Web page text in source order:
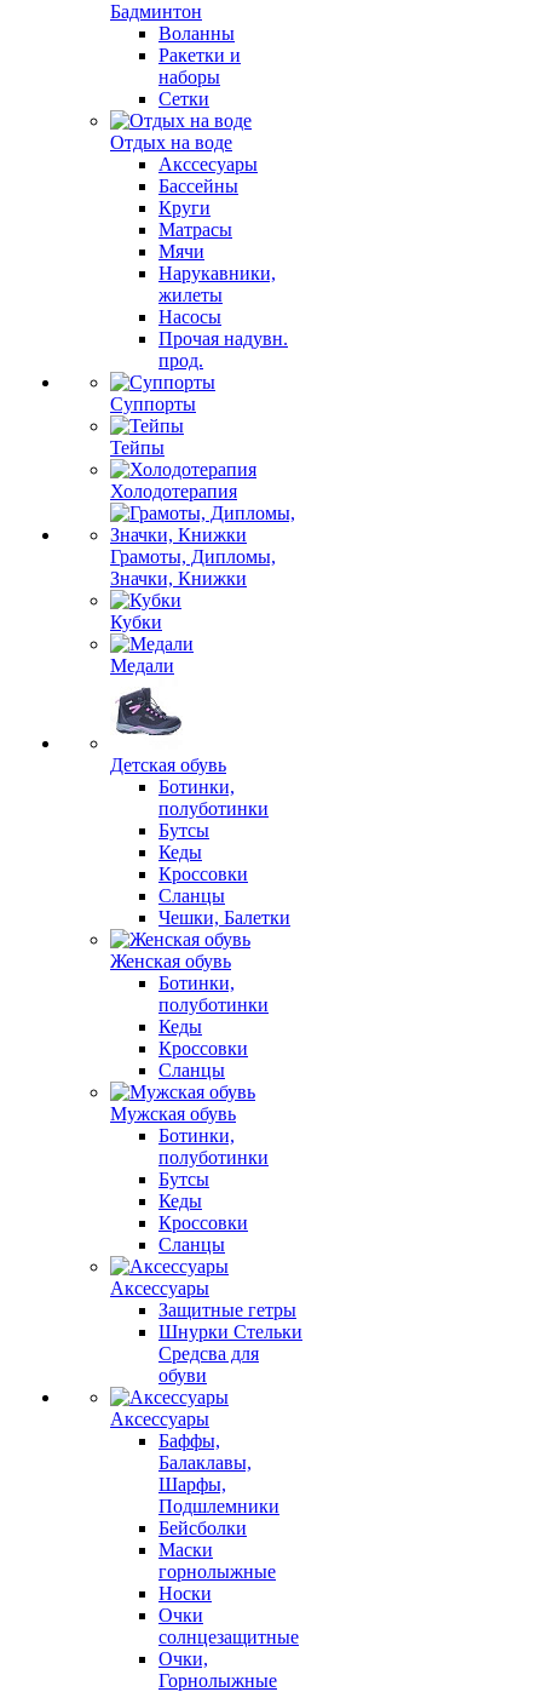
Бадминтон
Воланны
Ракетки и
наборы
Сетки
Отдых на воде
Акссесуары
Бассейны
Круги
Матрасы
Мячи
Нарукавники,
жилеты
Насосы
Прочая надувн.
прод.
Суппорты
Тейпы
Холодотерапия
Грамоты, Дипломы,
Значки, Книжки
Кубки
Медали
Детская обувь
Ботинки,
полуботинки
Бутсы
Кеды
Кроссовки
Сланцы
Чешки, Балетки
Женская обувь
Ботинки,
полуботинки
Кеды
Кроссовки
Сланцы
Мужская обувь
Ботинки,
полуботинки
Бутсы
Кеды
Кроссовки
Сланцы
Аксессуары
Защитные гетры
Шнурки Стельки
Средсва для
обуви
Аксессуары
Баффы,
Балаклавы,
Шарфы,
Подшлемники
Бейсболки
Маски
горнолыжные
Носки
Очки
солнцезащитные
Очки,
Горнолыжные